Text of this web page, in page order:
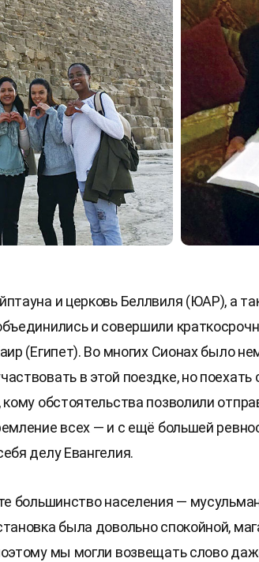
и церковь Беллвиля (ЮАР), а
и совершили
(Египет). Во многих Сионах было
в этой поездке, но поехать
обстоятельства позволили
всех — и с ещё большей
делу Евангелия.
большинство населения —
была довольно спокойной,
мы могли возвещать слово